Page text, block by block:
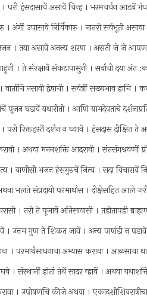
। परी हंसदासाचें असावें चिन्ह । भस्मचर्चन आडवें
अंगीं उपासावे निर्विकारु । नातरी सर्वभूती
। तया असावें अनन्य शरण । असती जे जे
। ते संरक्षावें संकटापासुनी । सर्वांची दया अंत
वार्ताचि नसावी द्वेषाची । सर्वत्रीं सख्यभाव
पूजन घडावें यथारीती । आणि ग्रामदेवताचे
रिक्तहस्तें दर्शन न घ्यावें । हंसदास दीक्षित ते
। अथवा मननशक्ति आदरावी । संतसंगश्रवणीं
। वाणीसी भजन हंसगुरुचें नित्य । सदा विचारावें
भलते संप्रदायी परमार्थास । दीक्षेसहित आले
। तरी ते पूजावें अतिसायासी । तडीतापडी
। उत्तम गुण ते शिकत जावें । अन्य पाषांडी न
। परमार्थसाधनाचा अभ्यास करावा । आळसाचा
। संस्थानीं होतां तेथें सादर व्हावें । अथवा
। उपोषणचि कीजे अथवा ।